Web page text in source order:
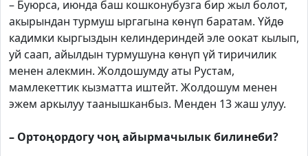
– Буюрса, июнда баш кошконубузга бир жыл болот,
акырындан турмуш ыргагына көнүп баратам. Үйдө
кадимки кыргыздын келиндериндей эле оокат кылып,
уй саап, айылдын турмушуна көнүп үй тиричилик
менен алекмин. Жолдошумду аты Рустам,
мамлекеттик кызматта иштейт. Жолдошум менен
эжем аркылуу таанышканбыз. Менден 13 жаш улуу.
– Ортоңордогу чоң айырмачылык билинеби?